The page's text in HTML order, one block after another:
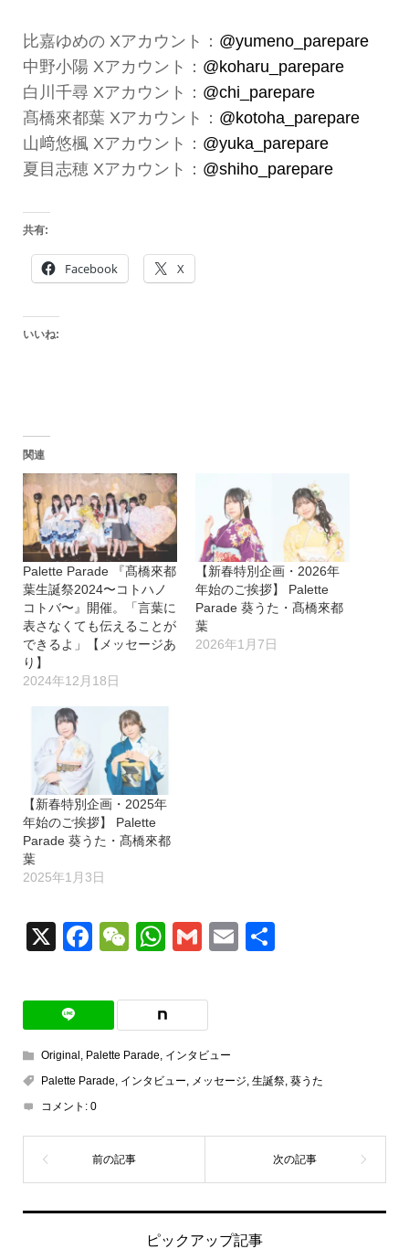
比嘉ゆめの Xアカウント： @yumeno_parepare
中野小陽 Xアカウント： @koharu_parepare
白川千尋 Xアカウント： @chi_parepare
髙橋來都葉 Xアカウント： @kotoha_parepare
山﨑悠楓 Xアカウント： @yuka_parepare
夏目志穂 Xアカウント： @shiho_parepare
共有:
Facebook X
いいね:
関連
Palette Parade 『髙橋來都
葉生誕祭2024〜コトハノ
コトバ〜』開催。「言葉に
表さなくても伝えることが
できるよ」【メッセージあ
り】
2024年12月18日
【新春特別企画・2026年
年始のご挨拶】 Palette
Parade 葵うた・髙橋來都
葉
2026年1月7日
【新春特別企画・2025年
年始のご挨拶】 Palette
Parade 葵うた・髙橋來都
葉
2025年1月3日
X Facebook
WeChat
WhatsApp
GmailEmail
Original Palette Parade インタビュー
Palette Parade インタビュー メッセージ 生誕祭, 葵うた
コメント: 0
ピックアップ記事